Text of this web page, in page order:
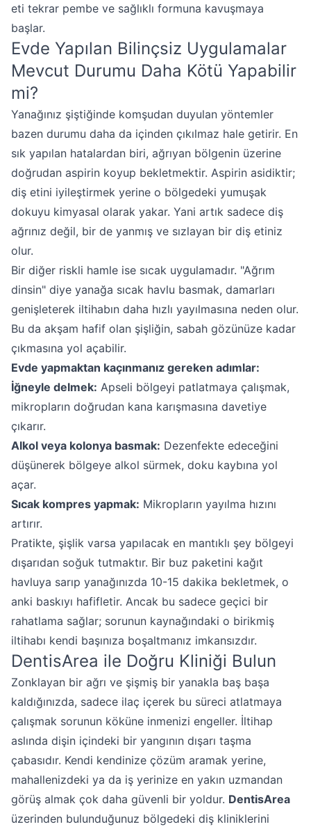
eti tekrar pembe ve sağlıklı formuna kavuşmaya
başlar.
Evde Yapılan Bilinçsiz Uygulamalar
Mevcut Durumu Daha Kötü Yapabilir
mi?
Yanağınız şiştiğinde komşudan duyulan yöntemler
bazen durumu daha da içinden çıkılmaz hale getirir. En
sık yapılan hatalardan biri, ağrıyan bölgenin üzerine
doğrudan aspirin koyup bekletmektir. Aspirin asidiktir;
diş etini iyileştirmek yerine o bölgedeki yumuşak
dokuyu kimyasal olarak yakar. Yani artık sadece diş
ağrınız değil, bir de yanmış ve sızlayan bir diş etiniz
olur.
Bir diğer riskli hamle ise sıcak uygulamadır. "Ağrım
dinsin" diye yanağa sıcak havlu basmak, damarları
genişleterek iltihabın daha hızlı yayılmasına neden olur.
Bu da akşam hafif olan şişliğin, sabah gözünüze kadar
çıkmasına yol açabilir.
Evde yapmaktan kaçınmanız gereken adımlar:
İğneyle delmek: Apseli bölgeyi patlatmaya çalışmak,
mikropların doğrudan kana karışmasına davetiye
çıkarır.
Alkol veya kolonya basmak: Dezenfekte edeceğini
düşünerek bölgeye alkol sürmek, doku kaybına yol
açar.
Sıcak kompres yapmak: Mikropların yayılma hızını
artırır.
Pratikte, şişlik varsa yapılacak en mantıklı şey bölgeyi
dışarıdan soğuk tutmaktır. Bir buz paketini kağıt
havluya sarıp yanağınızda 10-15 dakika bekletmek, o
anki baskıyı hafifletir. Ancak bu sadece geçici bir
rahatlama sağlar; sorunun kaynağındaki o birikmiş
iltihabı kendi başınıza boşaltmanız imkansızdır.
DentisArea ile Doğru Kliniği Bulun
Zonklayan bir ağrı ve şişmiş bir yanakla baş başa
kaldığınızda, sadece ilaç içerek bu süreci atlatmaya
çalışmak sorunun köküne inmenizi engeller. İltihap
aslında dişin içindeki bir yangının dışarı taşma
çabasıdır. Kendi kendinize çözüm aramak yerine,
mahallenizdeki ya da iş yerinize en yakın uzmandan
görüş almak çok daha güvenli bir yoldur. DentisArea
üzerinden bulunduğunuz bölgedeki diş kliniklerini